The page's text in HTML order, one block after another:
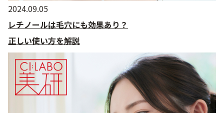
2024.09.05
レチノールは毛穴にも効果あり？
正しい使い方を解説